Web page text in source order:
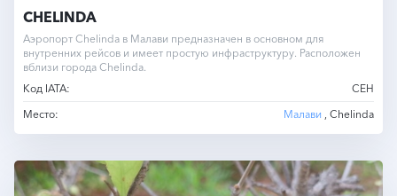
CHELINDA
Аэропорт Chelinda в Малави предназначен в основном для
внутренних рейсов и имеет простую инфраструктуру. Расположен
вблизи города Chelinda.
Код IATA:
CEH
Место:
Малави , Chelinda